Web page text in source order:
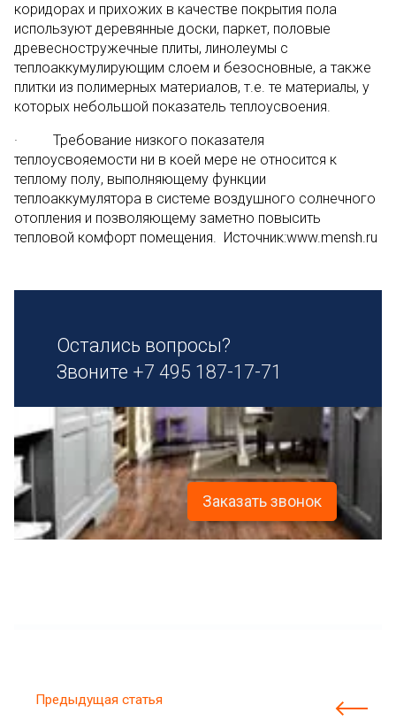
коридорах и прихожих в качестве покрытия пола
используют деревянные доски, паркет, половые
древесностружечные плиты, линолеумы с
теплоаккумулирующим слоем и безосновные, а также
плитки из полимерных материалов, т.е. те материалы, у
которых небольшой показатель теплоусвоения.
· Требование низкого показателя
теплоусвояемости ни в коей мере не относится к
теплому полу, выполняющему функции
теплоаккумулятора в системе воздушного солнечного
отопления и позволяющему заметно повысить
тепловой комфорт помещения. Источник:www.mensh.ru
Остались вопросы?
Звоните +7 495 187-17-71
Заказать звонок
Предыдущая статья